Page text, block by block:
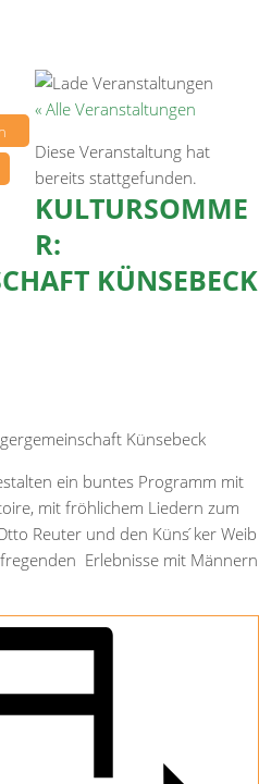
« Alle Veranstaltungen
Diese Veranstaltung hat
bereits stattgefunden.
KULTURSOMME
R:
KÜNSEBECK
Künsebeck
ein buntes Programm mit
mit fröhlichem Liedern zum
Reuter und den Küns ́ker Weib
Erlebnisse mit Männern